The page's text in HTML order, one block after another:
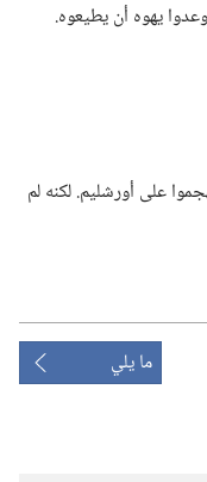
يهوه أن يطيعوه.‏
على أورشليم.‏ لكنه لم
ما يلي